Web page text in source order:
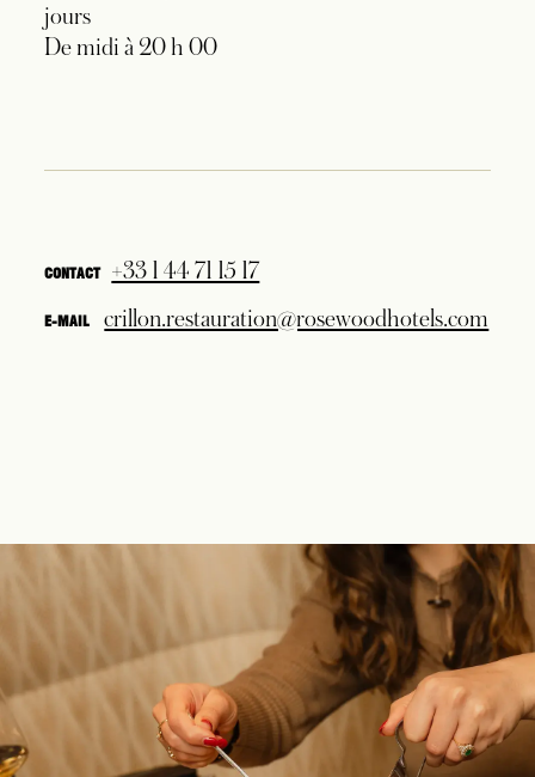
jours
De midi à 20 h 00
CONTACT +33 1 44 71 15 17
E-MAIL crillon.restauration@rosewoodhotels.com